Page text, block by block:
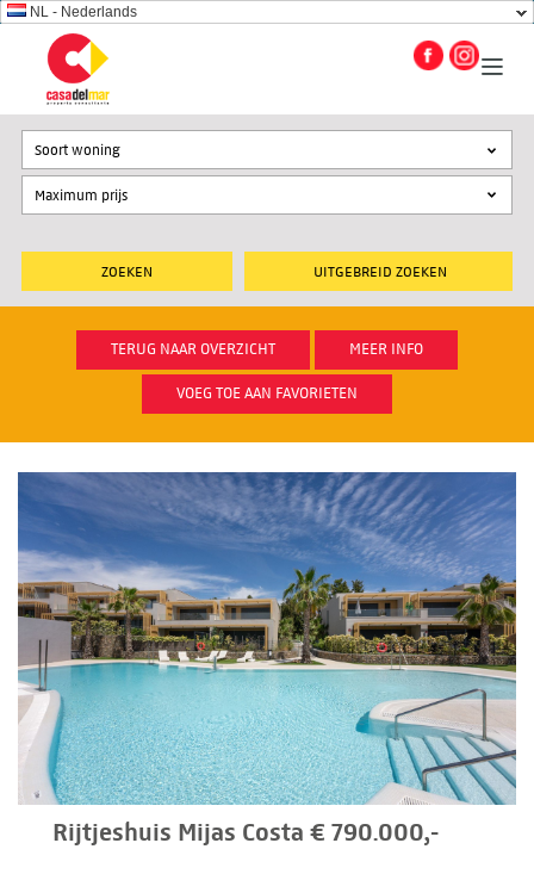
NL - Nederlands
UITGEBREID ZOEKEN
Soort woning
TERUG NAAR OVERZICHT MEER INFO
VOEG TOE AAN FAVORIETEN
Rijtjeshuis Mijas Costa € 790.000,-